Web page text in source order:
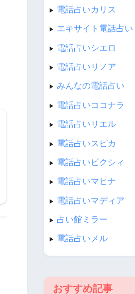
▶︎ 電話占いカリス
▶︎ エキサイト電話占い
▶︎ 電話占いシエロ
▶︎ 電話占いリノア
▶︎ みんなの電話占い
▶︎ 電話占いココナラ
▶︎ 電話占いリエル
▶︎ 電話占いスピカ
▶︎ 電話占いピクシィ
▶︎ 電話占いマヒナ
▶︎ 電話占いマディア
▶︎ 占い館ミラー
▶︎ 電話占いメル
おすすめ記事